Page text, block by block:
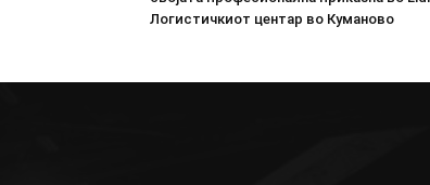
Логистичкиот центар во Куманово